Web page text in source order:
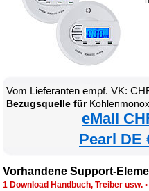
Vom Lieferanten empf. VK:
Bezugsquelle für
eMall
Pearl DE
Vorhandene Support-
1 Download Handbuch, Treiber usw. •